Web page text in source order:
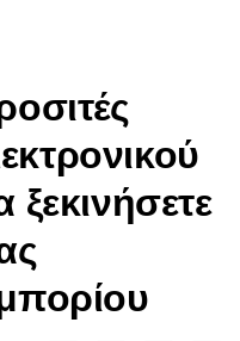
ξεκινήσετε